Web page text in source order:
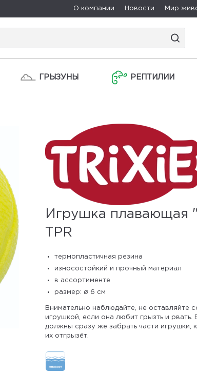
О компании Новости Мир
ГРЫЗУНЫ РЕПТИЛИИ
Игрушка плавающая
TPR
термопластичная резина
износостойкий и прочный материал
в ассортименте
размер: ø 6 см
Внимательно наблюдайте, не оставляйте
игрушкой, если она любит грызть и рвать.
должны сразу же забрать части игрушки,
их отгрызёт.